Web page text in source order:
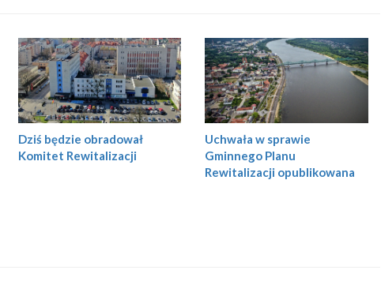
Dziś będzie obradował
Komitet Rewitalizacji
Uchwała w sprawie
Gminnego Planu
Rewitalizacji opublikowana